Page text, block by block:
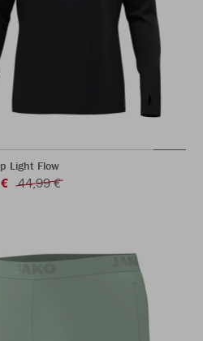
Light Flow
44,99 €